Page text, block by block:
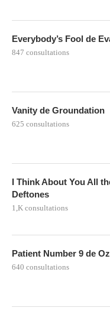
Everybody’s Fool de
847 consultations
Vanity de Groundation
625 consultations
I Think About You All
Deftones
1,K consultations
Patient Number 9 de
640 consultations